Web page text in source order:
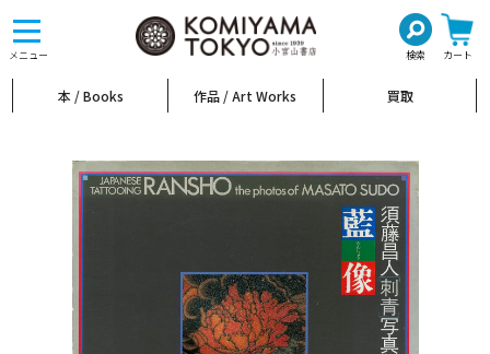
メニュー 検索 カート
toggle
navigation
本 / Books 作品 / Art Works 買取